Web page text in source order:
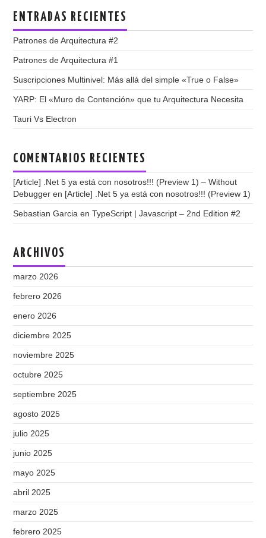
ENTRADAS RECIENTES
Patrones de Arquitectura #2
Patrones de Arquitectura #1
Suscripciones Multinivel: Más allá del simple «True o False»
YARP: El «Muro de Contención» que tu Arquitectura Necesita
Tauri Vs Electron
COMENTARIOS RECIENTES
[Article] .Net 5 ya está con nosotros!!! (Preview 1) – Without
Debugger en [Article] .Net 5 ya está con nosotros!!! (Preview 1)
Sebastian Garcia enTypeScript | Javascript – 2nd Edition #2
ARCHIVOS
marzo 2026
febrero 2026
enero 2026
diciembre 2025
noviembre 2025
octubre 2025
septiembre 2025
agosto 2025
julio 2025
junio 2025
mayo 2025
abril 2025
marzo 2025
febrero 2025